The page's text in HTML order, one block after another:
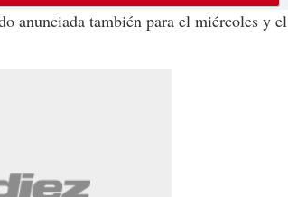
anunciada también para el miércoles y el